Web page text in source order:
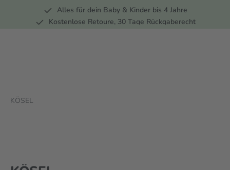
Zur Hauptnavigation springen
Alles für dein Baby & Kinder bis 4 Jahre
Kostenlose Retoure, 30 Tage Rückgaberecht
KÖSEL